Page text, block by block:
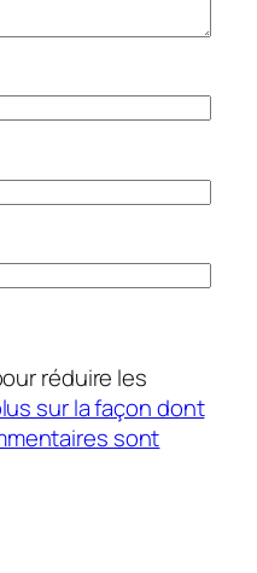
réduire les
sur la façon dont
sont